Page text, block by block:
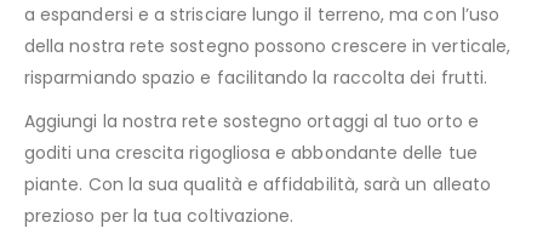
a espandersi e a strisciare lungo il terreno, ma con l’uso
della nostra rete sostegno possono crescere in verticale,
risparmiando spazio e facilitando la raccolta dei frutti.
Aggiungi la nostra rete sostegno ortaggi al tuo orto e
goditi una crescita rigogliosa e abbondante delle tue
piante. Con la sua qualità e affidabilità, sarà un alleato
prezioso per la tua coltivazione.